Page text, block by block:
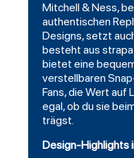
Mitchell & Ness,
authentischen
Designs, setzt
besteht aus
bietet eine
verstellbaren
Fans, die Wert auf
egal, ob du sie
trägst.
Design-Highlights